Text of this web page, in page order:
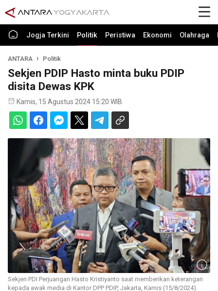
Jogja Terkini Politik Peristiwa Ekonomi Olahraga
ANTARA Politik
Sekjen PDIP Hasto minta buku PDIP
disita Dewas KPK
Kamis, 15 Agustus 2024 15:20 WIB
Sekjen PDI Perjuangan Hasto Kristiyanto saat memberikan keterangan
kepada awak media di Kantor DPP PDIP, Jakarta, Kamis (15/8/2024).